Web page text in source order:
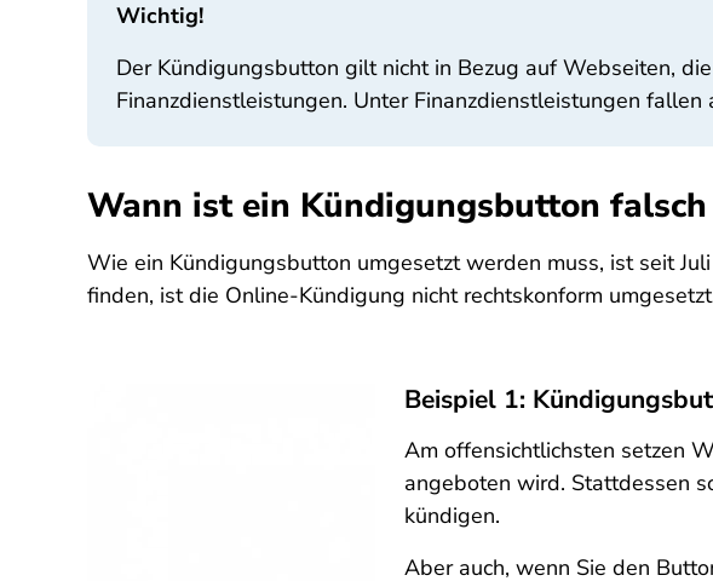
Wichtig!
Der Kündigungsbutton gilt nicht in Bezug auf Webseiten, die
Finanzdienstleistungen. Unter Finanzdienstleistungen fallen
Wann ist ein Kündigungsbutton falsch
Wie ein Kündigungsbutton umgesetzt werden muss, ist seit
finden, ist die Online-Kündigung nicht rechtskonform
Beispiel 1:
Am offensichtlichsten setzen
angeboten wird. Stattdessen
kündigen.
Aber auch, wenn Sie den